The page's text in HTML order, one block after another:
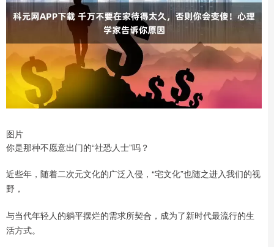
图片
你是那种不愿意出门的“社恐人士”吗？
近些年，随着二次元文化的广泛入侵，“宅文化”也随之进入我们的视
野，
与当代年轻人的躺平摆烂的需求所契合，成为了新时代最流行的生
活方式。